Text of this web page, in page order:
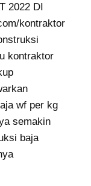
2022 DI
kontraktor
kontraktor
wf per kg
semakin
baja